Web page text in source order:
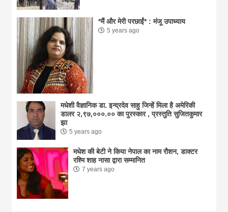
*मैं और मेरी परछाईं* : मंजू उपाध्याय
5 years ago
मधेशी वैज्ञानिक डा. इन्द्रदेव साहु जिन्हें मिला है अमेरिकी
डालर २,९७,०००.०० का पुरस्कार , प्रस्तुति सुजितकुमार
झा
5 years ago
मधेश की बेटी ने किया नेपाल का नाम राैशन, डाक्टर
रश्मि शाह नासा द्वारा सम्मानित
7 years ago